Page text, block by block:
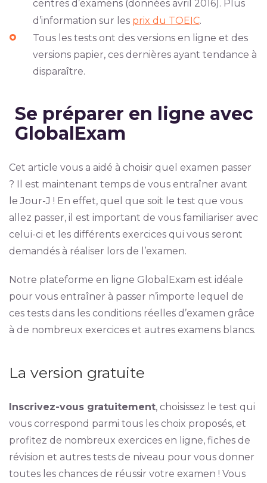
centres d’examens (données avril 2016). Plus
d’information sur les prix du TOEIC.
Tous les tests ont des versions en ligne et des
versions papier, ces dernières ayant tendance à
disparaître.
Se préparer en ligne avec
GlobalExam
Cet article vous a aidé à choisir quel examen passer
? Il est maintenant temps de vous entraîner avant
le Jour-J ! En effet, quel que soit le test que vous
allez passer, il est important de vous familiariser avec
celui-ci et les différents exercices qui vous seront
demandés à réaliser lors de l’examen.
Notre plateforme en ligne GlobalExam est idéale
pour vous entraîner à passer n’importe lequel de
ces tests dans les conditions réelles d’examen grâce
à de nombreux exercices et autres examens blancs.
La version gratuite
Inscrivez-vous gratuitement, choisissez le test qui
vous correspond parmi tous les choix proposés, et
profitez de nombreux exercices en ligne, fiches de
révision et autres tests de niveau pour vous donner
toutes les chances de réussir votre examen ! Vous